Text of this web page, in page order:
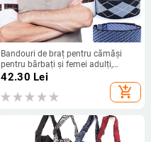
Bandouri de braț pentru cămăși
pentru bărbați și femei adulți,
bretele antiderapante, manșete
elegante, inele pentru mâneci
42.30 Lei
add_shopping_cart